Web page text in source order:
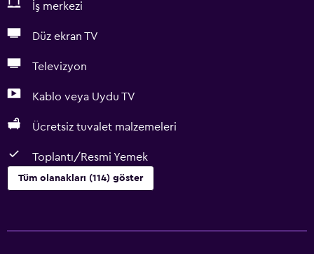
İş merkezi
Düz ekran TV
Televizyon
Kablo veya Uydu TV
Ücretsiz tuvalet malzemeleri
Toplantı/Resmi Yemek
Tüm olanakları (114) göster
Cam Kenarı